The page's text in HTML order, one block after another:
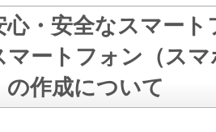
心・安全なスマー
マートフォン（ス
の作成について